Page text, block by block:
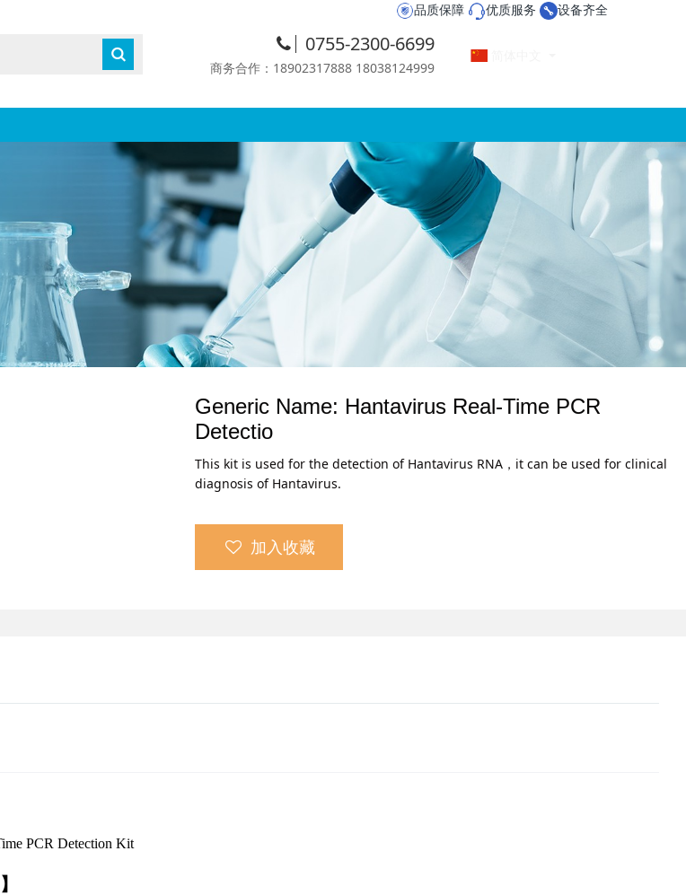
品质保障 优质服务 设备齐全
0755-2300-6699
商务合作：18902317888 18038124999
Generic Name: Hantavirus Real-Time PCR
Detectio
This kit is used for the detection of Hantavirus RNA，it can be used for clinical
diagnosis of Hantavirus.
加入收藏
PCR Detection Kit
】